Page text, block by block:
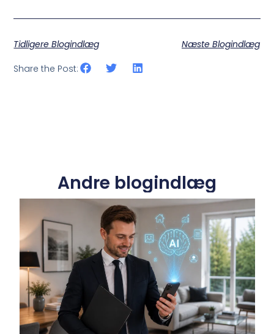
Tidligere Blogindlæg Næste Blogindlæg
Share the Post:
Andre blogindlæg